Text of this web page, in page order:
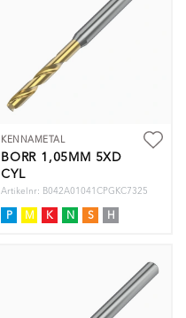
KENNAMETAL
BORR 1,05MM 5XD
CYL
Artikelnr: B042A01041CPGKC7325
P M K N S H